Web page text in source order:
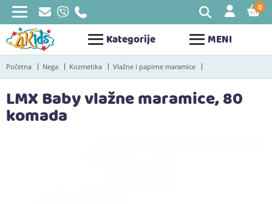
Kategorije MENI
0
Početna Nega Kozmetika Vlažne i papirne maramice
LMX Baby vlažne maramice, 80
komada